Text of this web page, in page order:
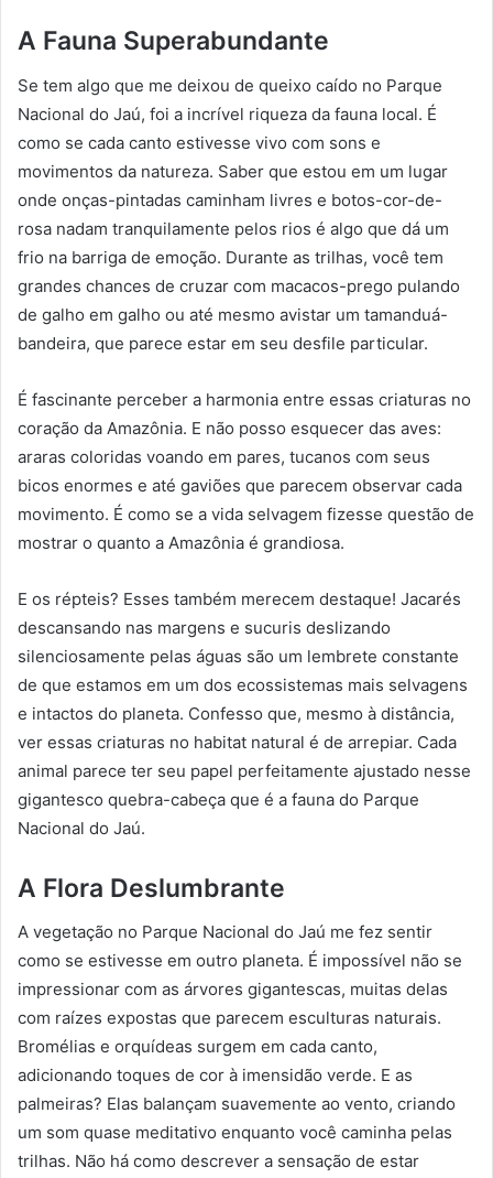
A Fauna Superabundante
Se tem algo que me deixou de queixo caído no Parque
Nacional do Jaú, foi a incrível riqueza da fauna local. É
como se cada canto estivesse vivo com sons e
movimentos da natureza. Saber que estou em um lugar
onde onças-pintadas caminham livres e botos-cor-de-
rosa nadam tranquilamente pelos rios é algo que dá um
frio na barriga de emoção. Durante as trilhas, você tem
grandes chances de cruzar com macacos-prego pulando
de galho em galho ou até mesmo avistar um tamanduá-
bandeira, que parece estar em seu desfile particular.
É fascinante perceber a harmonia entre essas criaturas no
coração da Amazônia. E não posso esquecer das aves:
araras coloridas voando em pares, tucanos com seus
bicos enormes e até gaviões que parecem observar cada
movimento. É como se a vida selvagem fizesse questão de
mostrar o quanto a Amazônia é grandiosa.
E os répteis? Esses também merecem destaque! Jacarés
descansando nas margens e sucuris deslizando
silenciosamente pelas águas são um lembrete constante
de que estamos em um dos ecossistemas mais selvagens
e intactos do planeta. Confesso que, mesmo à distância,
ver essas criaturas no habitat natural é de arrepiar. Cada
animal parece ter seu papel perfeitamente ajustado nesse
gigantesco quebra-cabeça que é a fauna do Parque
Nacional do Jaú.
A Flora Deslumbrante
A vegetação no Parque Nacional do Jaú me fez sentir
como se estivesse em outro planeta. É impossível não se
impressionar com as árvores gigantescas, muitas delas
com raízes expostas que parecem esculturas naturais.
Bromélias e orquídeas surgem em cada canto,
adicionando toques de cor à imensidão verde. E as
palmeiras? Elas balançam suavemente ao vento, criando
um som quase meditativo enquanto você caminha pelas
trilhas. Não há como descrever a sensação de estar